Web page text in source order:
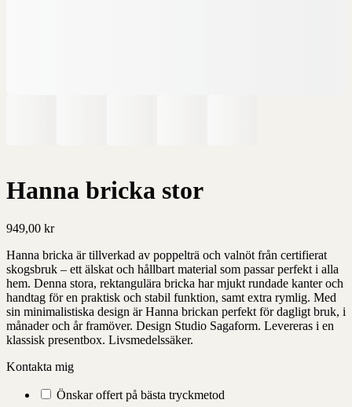
Hanna bricka stor
949,00 kr
Hanna bricka är tillverkad av poppelträ och valnöt från certifierat
skogsbruk – ett älskat och hållbart material som passar perfekt i alla
hem. Denna stora, rektangulära bricka har mjukt rundade kanter och
handtag för en praktisk och stabil funktion, samt extra rymlig. Med
sin minimalistiska design är Hanna brickan perfekt för dagligt bruk, i
månader och år framöver. Design Studio Sagaform. Levereras i en
klassisk presentbox. Livsmedelssäker.
Kontakta mig
Önskar offert på bästa tryckmetod